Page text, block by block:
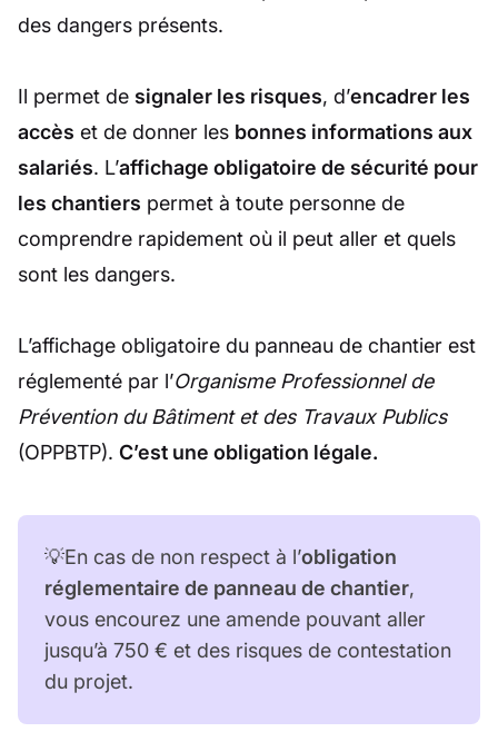
des dangers présents.
Il permet de signaler les risques, d’encadrer les
accès et de donner les bonnes informations aux
salariés. L’affichage obligatoire de sécurité pour
les chantiers permet à toute personne de
comprendre rapidement où il peut aller et quels
sont les dangers.
L’affichage obligatoire du panneau de chantier est
réglementé par l’Organisme Professionnel de
Prévention du Bâtiment et des Travaux Publics
(OPPBTP). C’est une obligation légale.
💡En cas de non respect à l’obligation
réglementaire de panneau de chantier,
vous encourez une amende pouvant aller
jusqu’à 750 € et des risques de contestation
du projet.